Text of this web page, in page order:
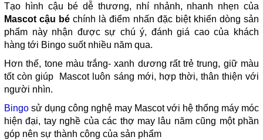
Tạo hình cậu bé dễ thương, nhí nhảnh, nhanh nhẹn của
Mascot cậu bé chính là điểm nhấn đặc biệt khiến dòng sản
phẩm này nhận được sự chú ý, đánh giá cao của khách
hàng tới Bingo suốt nhiều năm qua.
Hơn thế, tone màu trắng- xanh dương rất trẻ trung, giữ màu
tốt còn giúp Mascot luôn sáng mới, hợp thời, thân thiện với
người nhìn.
Bingo sử dụng công nghệ may Mascot với hệ thống máy móc
hiện đại, tay nghề của các thợ may lâu năm cũng một phần
góp nên sự thành công của sản phẩm